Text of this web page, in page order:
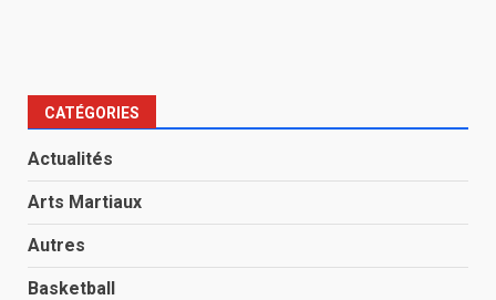
CATÉGORIES
Actualités
Arts Martiaux
Autres
Basketball